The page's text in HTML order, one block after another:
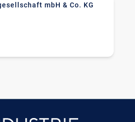
mbH & Co. KG